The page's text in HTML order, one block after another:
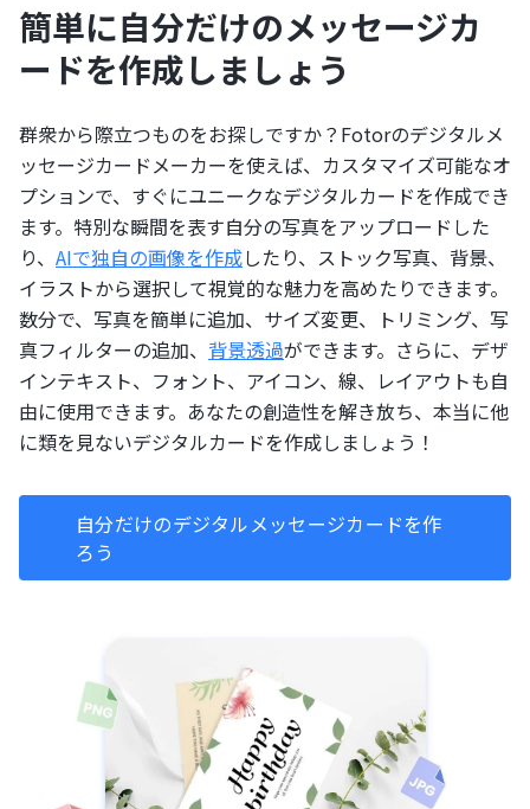
簡単に自分だけのメッセージカ
ードを作成しましょう
群衆から際立つものをお探しですか？Fotorのデジタルメ
ッセージカードメーカーを使えば、カスタマイズ可能なオ
プションで、すぐにユニークなデジタルカードを作成でき
ます。特別な瞬間を表す自分の写真をアップロードした
り、 AIで独自の画像を作成したり、ストック写真、背景、
イラストから選択して視覚的な魅力を高めたりできます。
数分で、写真を簡単に追加、サイズ変更、トリミング、写
真フィルターの追加、 背景透過ができます。さらに、デザ
インテキスト、フォント、アイコン、線、レイアウトも自
由に使用できます。あなたの創造性を解き放ち、本当に他
に類を見ないデジタルカードを作成しましょう！
自分だけのデジタルメッセージカードを作
ろう